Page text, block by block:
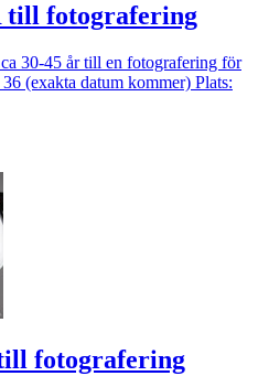
till fotografering
30-45 år till en fotografering för
(exakta datum kommer) Plats:
fotografering